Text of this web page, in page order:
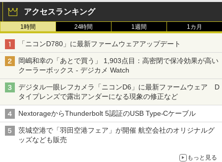
アクセスランキング
1時間 24時間 1週間 1カ月
「ニコンD780」に最新ファームウェアアップデート
岡嶋和幸の「あとで買う」 1,903点目：高密閉で保冷効果が高い
クーラーボックス - デジカメ Watch
デジタル一眼レフカメラ「ニコンD6」に最新ファームウェア D
タイプレンズで露出アンダーになる現象の修正など
NextorageからThunderbolt 5認証のUSB Type-Cケーブル
茨城空港で「羽田空港フェア」が開催 航空会社のオリジナルグ
ッズなども販売
もっと見る